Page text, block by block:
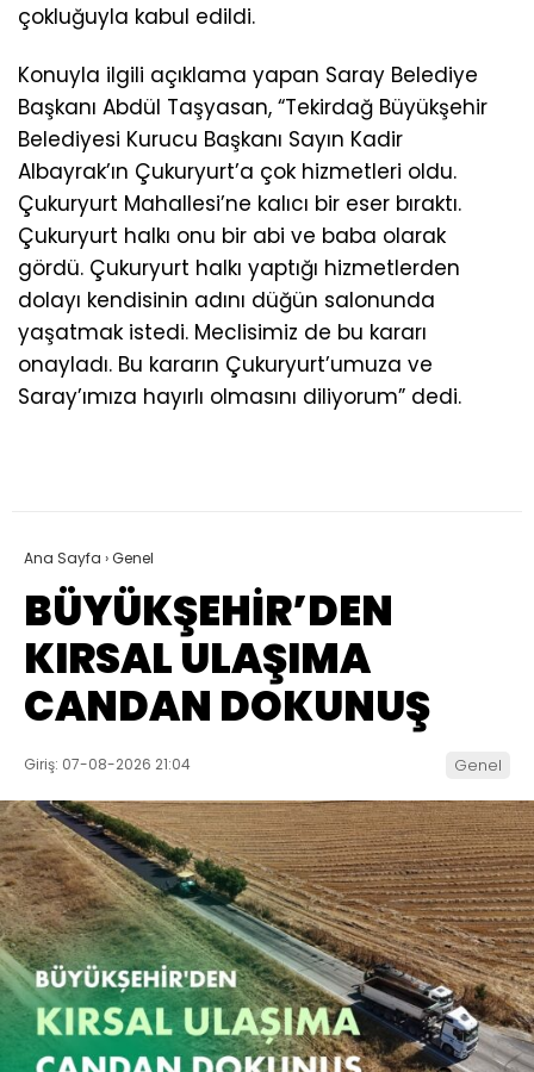
çokluğuyla kabul edildi.
Konuyla ilgili açıklama yapan Saray Belediye
Başkanı Abdül Taşyasan, “Tekirdağ Büyükşehir
Belediyesi Kurucu Başkanı Sayın Kadir
Albayrak’ın Çukuryurt’a çok hizmetleri oldu.
Çukuryurt Mahallesi’ne kalıcı bir eser bıraktı.
Çukuryurt halkı onu bir abi ve baba olarak
gördü. Çukuryurt halkı yaptığı hizmetlerden
dolayı kendisinin adını düğün salonunda
yaşatmak istedi. Meclisimiz de bu kararı
onayladı. Bu kararın Çukuryurt’umuza ve
Saray’ımıza hayırlı olmasını diliyorum” dedi.
Ana Sayfa ›Genel
BÜYÜKŞEHİR’DEN
KIRSAL ULAŞIMA
CANDAN DOKUNUŞ
Giriş: 07-08-2026 21:04 Genel